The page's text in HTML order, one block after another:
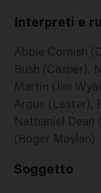
Interpreti e
Abbie Cornish
Rush (Casper),
Martin (Jim
Argue (Lester),
Nathaniel Dean
(Roger Moylan)
Soggetto